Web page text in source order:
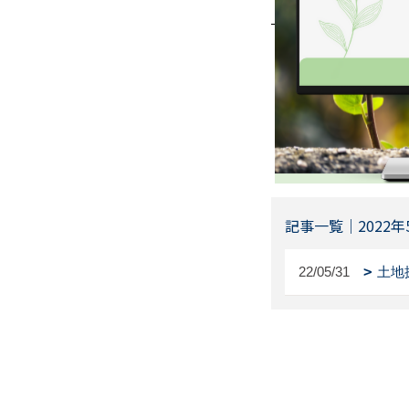
記事一覧｜2022
22/05/31 土地